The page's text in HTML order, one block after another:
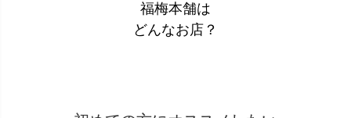
福梅本舗は
どんなお店？